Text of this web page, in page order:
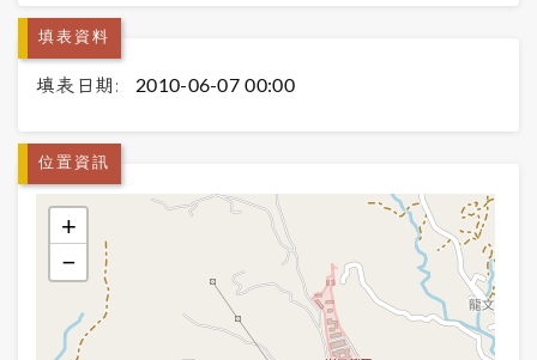
填表資料
填表日期: 2010-06-07 00:00
位置資訊
+
−